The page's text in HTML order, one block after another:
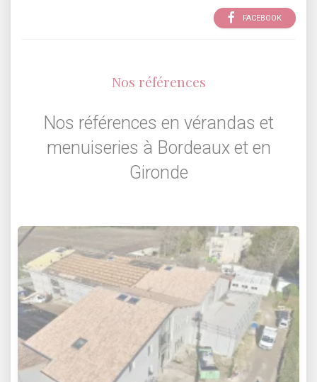
FACEBOOK
Nos références
Nos références en vérandas et
menuiseries à Bordeaux et en
Gironde